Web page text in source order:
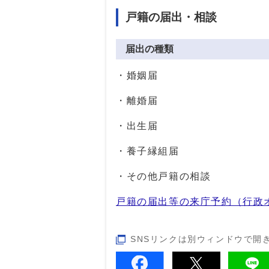
戸籍の届出・相談
届出の種類
・婚姻届
・離婚届
・出生届
・養子縁組届
・その他戸籍の相談
戸籍の届出等の来庁予約（行政
SNSリンクは別ウィンドウで開